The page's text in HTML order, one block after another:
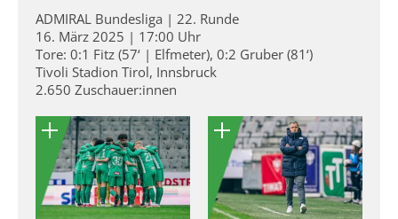
ADMIRAL Bundesliga | 22. Runde
16. März 2025 | 17:00 Uhr
Tore: 0:1 Fitz (57‘ | Elfmeter), 0:2 Gruber (81‘)
Tivoli Stadion Tirol, Innsbruck
2.650 Zuschauer:innen